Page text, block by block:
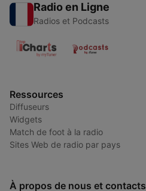
Radio en Ligne
Radios et Podcasts
Ressources
Diffuseurs
Widgets
Match de foot à la radio
Sites Web de radio par pays
À propos de nous et contacts